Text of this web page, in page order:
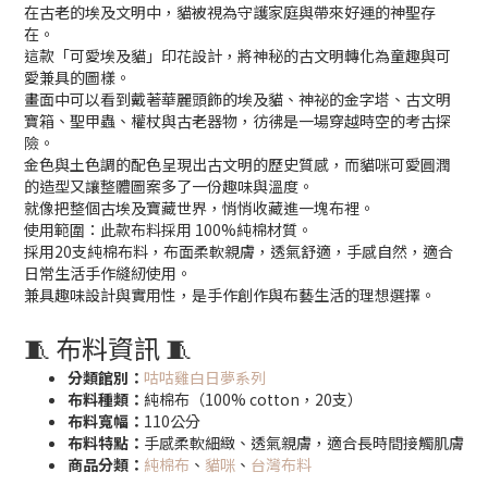
在古老的埃及文明中，貓被視為守護家庭與帶來好運的神聖存
在。
這款「可愛埃及貓」印花設計，將神秘的古文明轉化為童趣與可
愛兼具的圖樣。
畫面中可以看到戴著華麗頭飾的埃及貓、神祕的金字塔、古文明
寶箱、聖甲蟲、權杖與古老器物，彷彿是一場穿越時空的考古探
險。
金色與土色調的配色呈現出古文明的歷史質感，而貓咪可愛圓潤
的造型又讓整體圖案多了一份趣味與溫度。
就像把整個古埃及寶藏世界，悄悄收藏進一塊布裡。
使用範圍：此款布料採用 100%純棉材質。
採用20支純棉布料，布面柔軟親膚，透氣舒適，手感自然，適合
日常生活手作縫紉使用。
兼具趣味設計與實用性，是手作創作與布藝生活的理想選擇。
🧵 布料資訊 🧵
分類館別： 咕咕雞白日夢系列
布料種類： 純棉布（100% cotton，20支）
布料寬幅： 110公分
布料特點： 手感柔軟細緻、透氣親膚，適合長時間接觸肌膚
商品分類： 純棉布 、 貓咪 、 台灣布料